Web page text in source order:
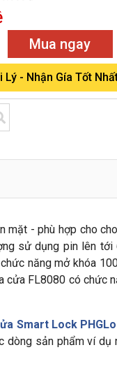
Mua ngay
- Nhận Gía Tốt
mặt - phù hợp cho
sử dụng pin lên
năng mở khóa
FL8080 có chức
Smart Lock
sản phẩm ví dụ